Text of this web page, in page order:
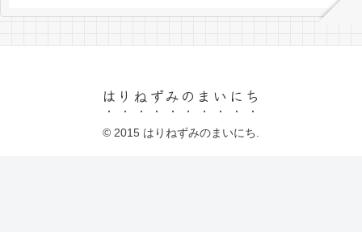
はりねずみのまいにち
© 2015 はりねずみのまいにち.